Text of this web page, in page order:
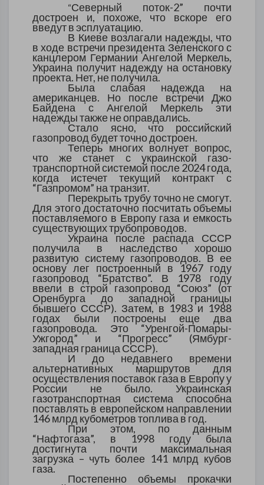
“Северный поток-2” почти
достроен и, похоже, что вскоре его
введут в эсплуатацию.
В Киеве возлагали надежды, что
в ходе встречи президента Зеленского с
канцлером Германии Ангелой Меркель,
Украина получит надежду на остановку
проекта. Нет, не получила.
Была слабая надежда на
американцев. Но после встречи Джо
Байдена с Ангелой Меркель эти
надежды также не оправдались.
Стало ясно, что российский
газопровод будет точно достроен.
Теперь многих волнует вопрос,
что же станет с украинской газо-
транспортной системой после 2024 года,
когда истечет текущий контракт с
“Газпромом” на транзит.
Перекрыть трубу точно не смогут.
Для этого достаточно посчитать объемы
поставляемого в Европу газа и емкость
существующих трубопроводов.
Украина после распада СССР
получила в наследство хорошо
развитую систему газопроводов. В ее
основу лег построенный в 1967 году
газопровод “Братство”. В 1978 году
ввели в строй газопровод “Союз” (от
Оренбурга до западной границы
бывшего СССР). Затем, в 1983 и 1988
годах были построены еще два
газопровода. Это “Уренгой-Помары-
Ужгород” и “Прогресс” (Ямбург-
западная граница СССР).
И до недавнего времени
альтернативных маршрутов для
осуществления поставок газа в Европу у
России не было. Украинская
газотранспортная система способна
поставлять в европейском направлении
146 млрд кубометров топлива в год.
При этом, по данным
“Нафтогаза”, в 1998 году была
достигнута почти максимальная
загрузка – чуть более 141 млрд кубов
газа.
Постепенно объемы прокачки